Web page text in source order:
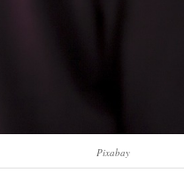
Pixabay